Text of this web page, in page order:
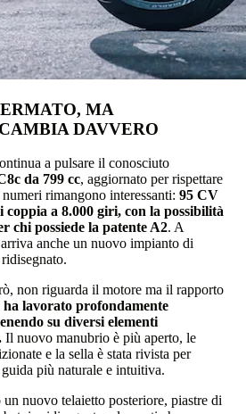
MA
DAVVERO
a pulsare il conosciuto
da 799 cc, aggiornato per rispettare
rimangono interessanti: 95 CV
coppia a 8.000 giri, con la possibilità
chi possiede la patente A2. A
anche un nuovo impianto di
non riguarda il motore ma il rapporto
lavorato profondamente
su diversi elementi
Il nuovo manubrio è più aperto, le
e la sella è stata rivista per
più naturale e intuitiva.
nuovo telaietto posteriore, piastre di